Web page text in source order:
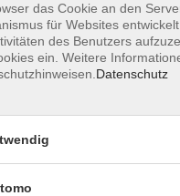
Datenschutz
das Cookie an den
für Websites
des Benutzers
ein. Weitere
Datenschutz